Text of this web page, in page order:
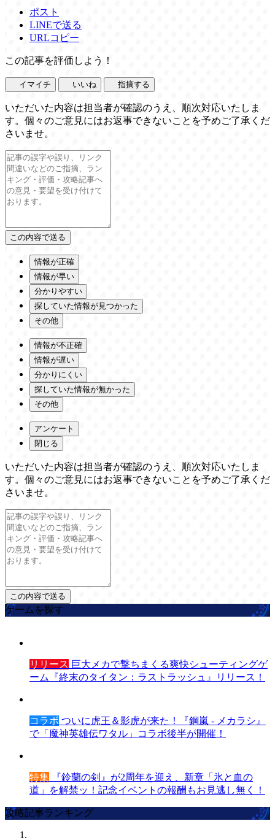
ポスト
LINEで送る
URLコピー
この記事を評価しよう！
イマイチ いいね 指摘する
いただいた内容は担当者が確認のうえ、順次対応いたしま
す。個々のご意見にはお返事できないことを予めご了承くだ
さいませ。
情報が正確
情報が早い
分かりやすい
探していた情報が見つかった
その他
情報が不正確
情報が遅い
分かりにくい
探していた情報が無かった
その他
アンケート
閉じる
いただいた内容は担当者が確認のうえ、順次対応いたしま
す。個々のご意見にはお返事できないことを予めご了承くだ
さいませ。
ゲームを探す
リリース 巨大メカで撃ちまくる爽快シューティングゲ
ーム『終末のタイタン：ラストラッシュ』リリース！
コラボ ついに虎王＆影虎が来た！『鋼嵐 - メカラシ』
で「魔神英雄伝ワタル」コラボ後半が開催！
特集 『鈴蘭の剣』が2周年を迎え、新章「氷と血の
道」を解禁ッ！記念イベントの報酬もお見逃し無く！
攻略記事ランキング